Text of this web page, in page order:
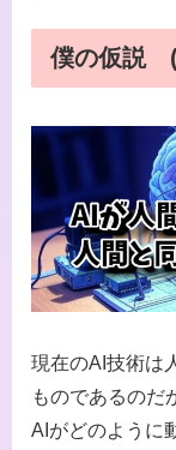
僕の仮説
現在のAI技術は
ものであるのだ
AIがどのように